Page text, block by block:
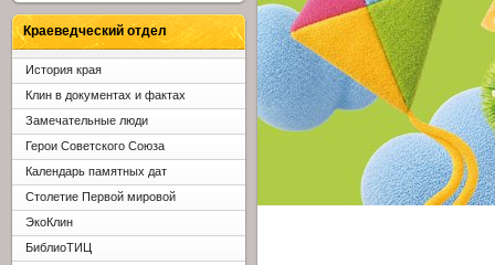
Краеведческий отдел
История края
Клин в документах и фактах
Замечательные люди
Герои Советского Союза
Календарь памятных дат
Столетие Первой мировой
ЭкоКлин
БиблиоТИЦ